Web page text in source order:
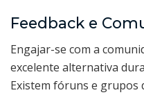
Feedback e
Engajar-se com a
excelente alternativa
Existem fóruns e grupos